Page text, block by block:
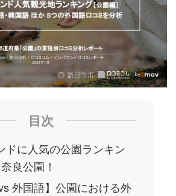
目次
ドに人気の公園ランキン
良公園！
外国語】公園における外